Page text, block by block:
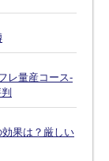
レ量産コース-
果は？厳しい